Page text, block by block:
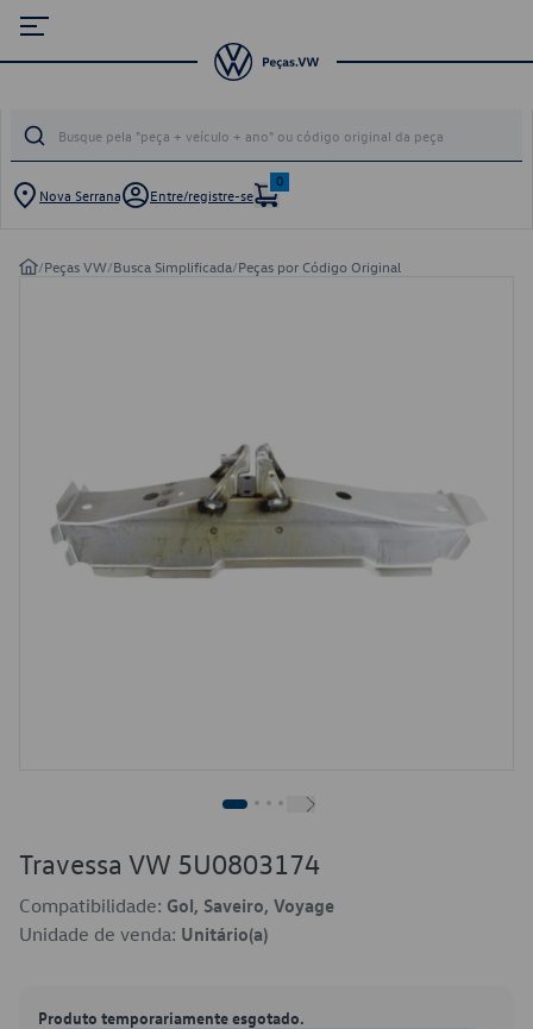
Nova Serrana Entre/registre-se
0
/Peças VW/Busca Simplificada/Peças por Código Original
Travessa VW 5U0803174
Compatibilidade: Gol, Saveiro, Voyage
Unidade de venda: Unitário(a)
Produto temporariamente esgotado.